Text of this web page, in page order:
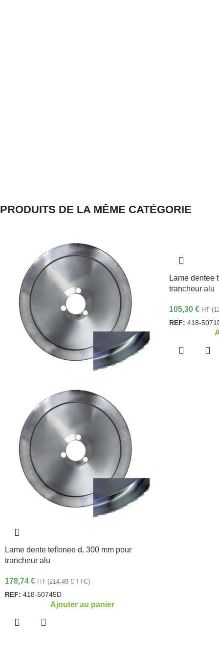
PRODUITS DE LA MÊME CATÉGORIE
Lame dente teflonee d. 300 mm pour
trancheur alu
178,74 € HT (214,49 € TTC)
REF: 418-50745D
Ajouter au panier
Lame dentee
trancheur alu
105,30 € HT (
REF: 418-